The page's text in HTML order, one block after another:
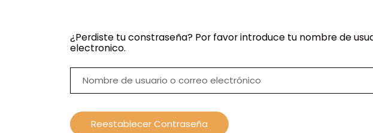
¿Perdiste tu constraseña? Por favor introduce tu nombre de
electronico.
Nombre
usuario
correo
electrónico